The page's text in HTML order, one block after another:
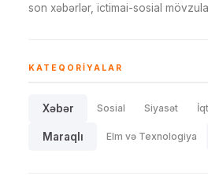
son xəbərlər, ictimai-sosial
KATEQORIYALAR
Xəbər Sosial Siyasət
Maraqlı Elm və Texnologiya